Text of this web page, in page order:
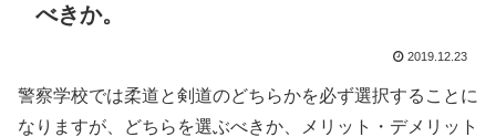
べきか。
2019.12.23
警察学校では柔道と剣道のどちらかを必ず選択することに
なりますが、どちらを選ぶべきか、メリット・デメリット